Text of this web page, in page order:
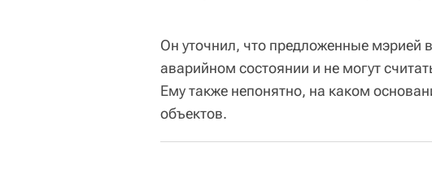
Он уточнил, что предложенные мэрией
аварийном состоянии и не могут
Ему также непонятно, на каком
объектов.